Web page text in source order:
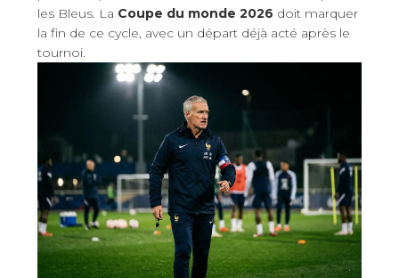
les Bleus. La Coupe du monde 2026 doit marquer
la fin de ce cycle, avec un départ déjà acté après le
tournoi.